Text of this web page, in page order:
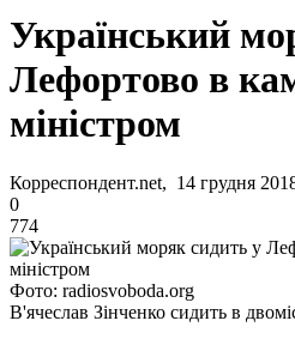
Український
Лефортово в
міністром
Корреспондент.net, 14 грудня
0
774
Фото: radiosvoboda.org
В'ячеслав Зінченко сидить в